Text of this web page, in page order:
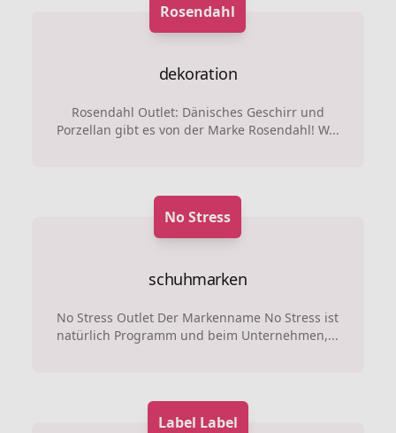
Rosendahl
dekoration
Rosendahl Outlet: Dänisches Geschirr und
Porzellan gibt es von der Marke Rosendahl! W...
No Stress
schuhmarken
No Stress Outlet Der Markenname No Stress ist
natürlich Programm und beim Unternehmen,...
Label Label